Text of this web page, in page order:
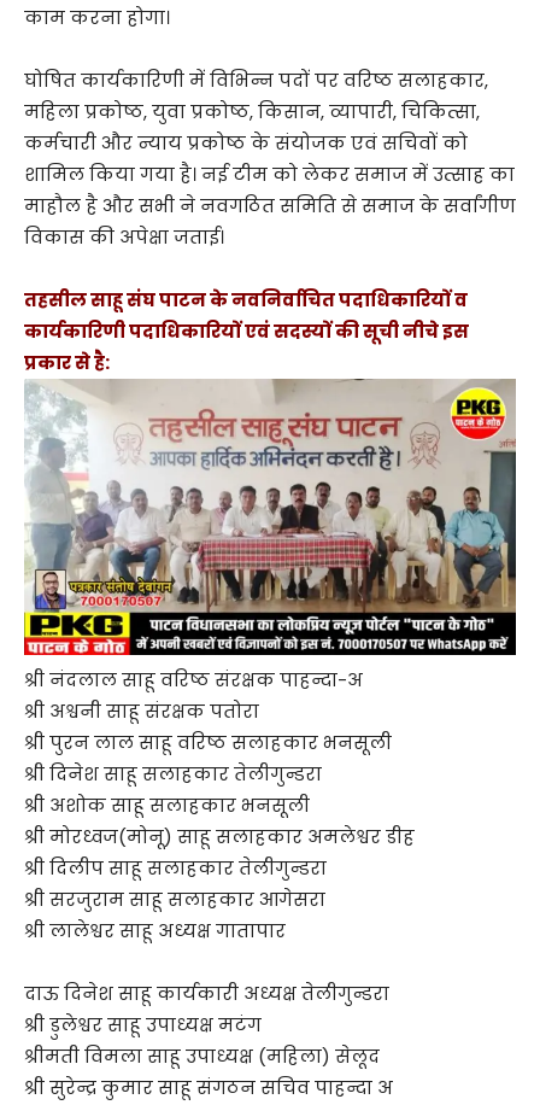
काम करना होगा।
घोषित कार्यकारिणी में विभिन्न पदों पर वरिष्ठ सलाहकार,
महिला प्रकोष्ठ, युवा प्रकोष्ठ, किसान, व्यापारी, चिकित्सा,
कर्मचारी और न्याय प्रकोष्ठ के संयोजक एवं सचिवों को
शामिल किया गया है। नई टीम को लेकर समाज में उत्साह का
माहौल है और सभी ने नवगठित समिति से समाज के सर्वांगीण
विकास की अपेक्षा जताई।
तहसील साहू संघ पाटन के नवनिर्वाचित पदाधिकारियों व
कार्यकारिणी पदाधिकारियों एवं सदस्यों की सूची नीचे इस
प्रकार से है:
श्री नंदलाल साहू वरिष्ठ संरक्षक पाहन्दा-अ
श्री अश्वनी साहू संरक्षक पतोरा
श्री पुरन लाल साहू वरिष्ठ सलाहकार भनसूली
श्री दिनेश साहू सलाहकार तेलीगुन्डरा
श्री अशोक साहू सलाहकार भनसूली
श्री मोरध्वज(मोनू) साहू सलाहकार अमलेश्वर डीह
श्री दिलीप साहू सलाहकार तेलीगुन्डरा
श्री सरजुराम साहू सलाहकार आगेसरा
श्री लालेश्वर साहू अध्यक्ष गातापार
दाऊ दिनेश साहू कार्यकारी अध्यक्ष तेलीगुन्डरा
श्री डुलेश्वर साहू उपाध्यक्ष मटंग
श्रीमती विमला साहू उपाध्यक्ष (महिला) सेलूद
श्री सुरेन्द्र कुमार साहू संगठन सचिव पाहन्दा अ